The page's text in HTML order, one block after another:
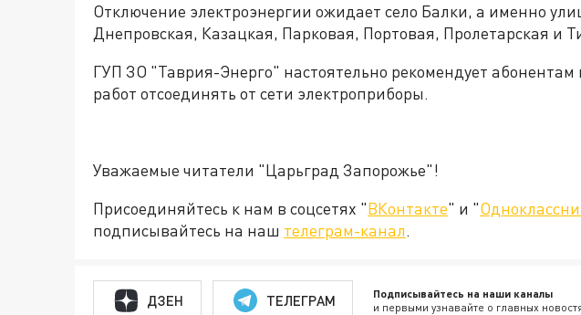
Отключение электроэнергии ожидает село Балки, а именно
Днепровская, Казацкая, Парковая, Портовая, Пролетарская и
ГУП ЗО "Таврия-Энерго" настоятельно рекомендует
работ отсоединять от сети электроприборы.
Уважаемые читатели "Царьград Запорожье"!
Присоединяйтесь к нам в соцсетях "ВКонтакте" и "
подписывайтесь на наш телеграм-канал.
ДЗЕН ТЕЛЕГРАМ Подписывайтесь на наши каналы
и первыми узнавайте о главных